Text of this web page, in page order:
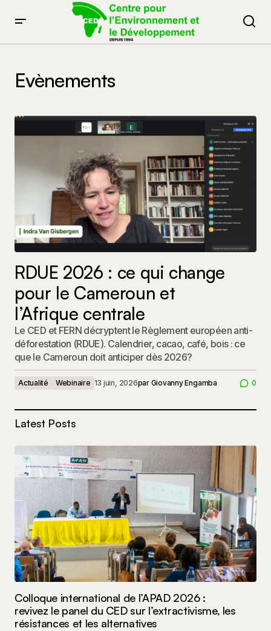
Evènements
RDUE 2026 : ce qui change
pour le Cameroun et
l’Afrique centrale
Le CED et FERN décryptent le Règlement européen anti-
déforestation (RDUE). Calendrier, cacao, café, bois : ce
que le Cameroun doit anticiper dès 2026?
Actualité Webinaire 13 juin, 2026par Giovanny Engamba 0
Latest Posts
Colloque international de l’APAD 2026 :
revivez le panel du CED sur l’extractivisme, les
résistances et les alternatives